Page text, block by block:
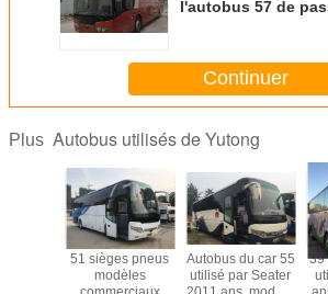
l'autobus 57 de
Continuer
Plus Autobus utilisés de Yutong
51 sièges pneus
modèles
Autobus du car 55
utilisé par Seater
39